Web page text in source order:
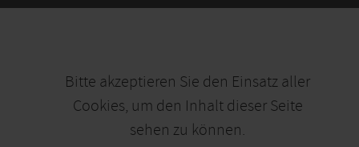
Bitte akzeptieren Sie den Einsatz aller
Cookies, um den Inhalt dieser Seite
sehen zu können.